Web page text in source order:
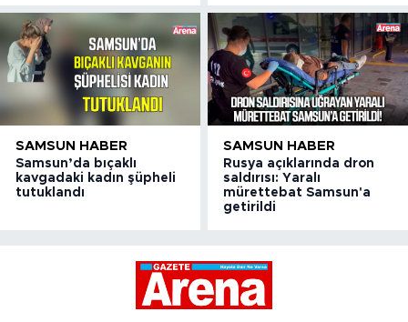
SAMSUN HABER
Samsun’da bıçaklı
kavgadaki kadın şüpheli
tutuklandı
SAMSUN HABER
Rusya açıklarında dron
saldırısı: Yaralı
mürettebat Samsun'a
getirildi